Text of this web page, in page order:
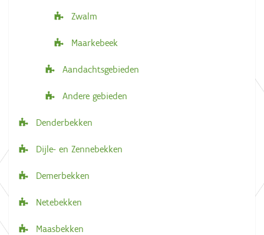
Zwalm
Maarkebeek
Aandachtsgebieden
Andere gebieden
Denderbekken
Dijle- en Zennebekken
Demerbekken
Netebekken
Maasbekken